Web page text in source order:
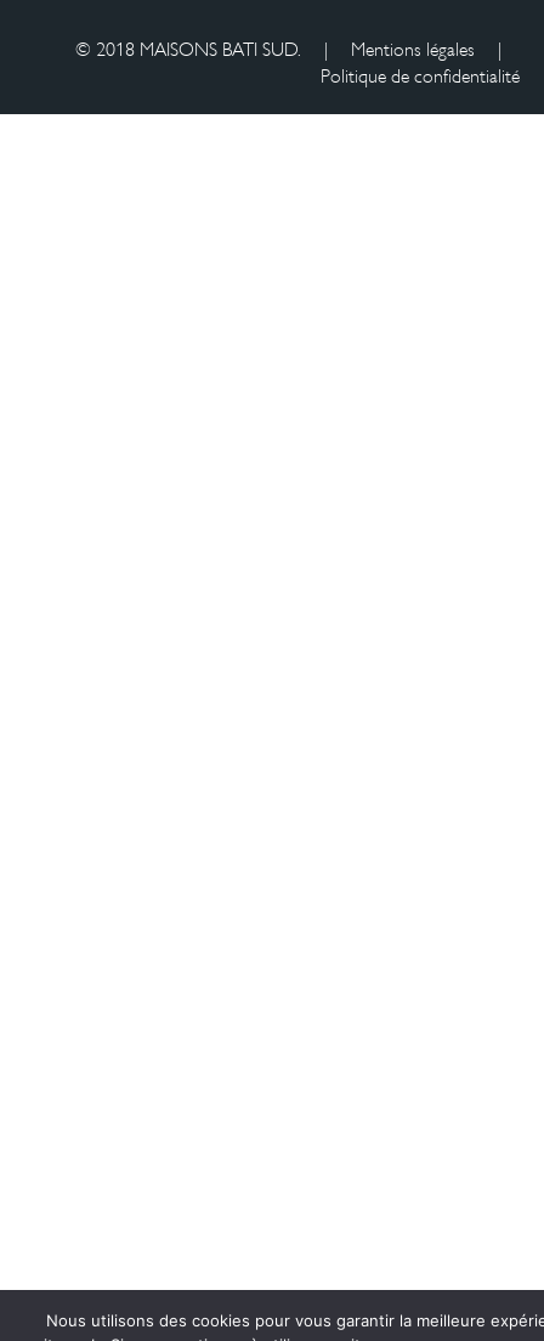
© 2018 MAISONS BATI SUD. | Mentions légales
|
Politique de confidentialité
Nous utilisons des cookies pour vous garantir la meilleure